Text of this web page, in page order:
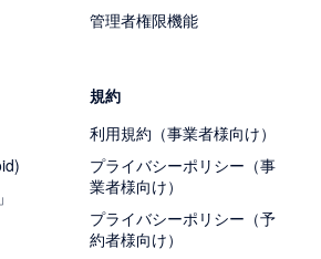
管理者権限機能
規約
利用規約（事業者様向け）
プライバシーポリシー（事
業者様向け）
プライバシーポリシー（予
約者様向け）